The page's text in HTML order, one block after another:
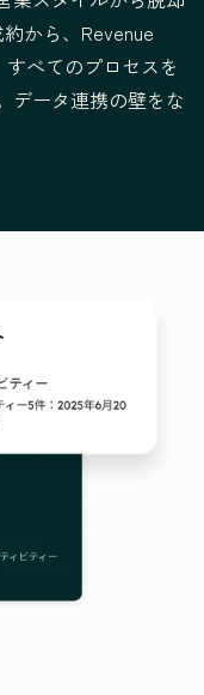
から、Revenue
べてのプロセスを
データ連携の壁をな